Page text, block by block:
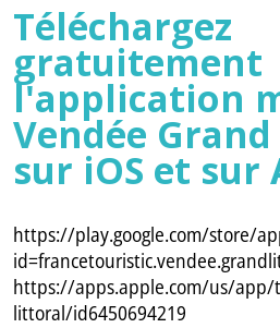
Téléchargez
gratuitement
l'application
Vendée
sur iOS et sur
https://play.google.com/store/
https://apps.apple.com/us/app/
littoral/id6450694219